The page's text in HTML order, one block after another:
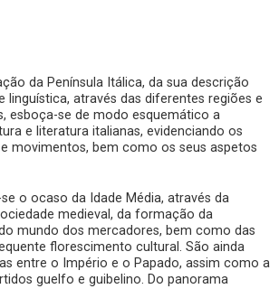
da Península Itálica, da sua descrição
linguística, através das diferentes regiões e
esboça-se de modo esquemático a
e literatura italianas, evidenciando os
movimentos, bem como os seus aspetos
se o ocaso da Idade Média, através da
medieval, da formação da
mundo dos mercadores, bem como das
florescimento cultural. São ainda
entre o Império e o Papado, assim como a
guelfo e guibelino. Do panorama